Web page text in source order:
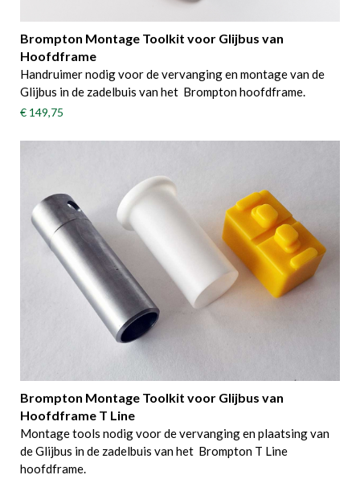
Brompton Montage Toolkit voor Glijbus van
Hoofdframe
Handruimer nodig voor de vervanging en montage van de
Glijbus in de zadelbuis van het Brompton hoofdframe.
€ 149,75
Brompton Montage Toolkit voor Glijbus van
Hoofdframe T Line
Montage tools nodig voor de vervanging en plaatsing van
de Glijbus in de zadelbuis van het Brompton T Line
hoofdframe.